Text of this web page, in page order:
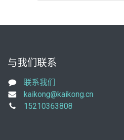
与我们联系
联系我们
kaikong@kaikong.cn
15210363808